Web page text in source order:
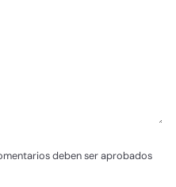
deben ser aprobados